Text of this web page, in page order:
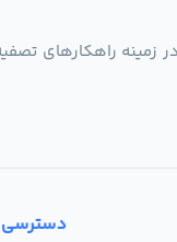
راهکارهای